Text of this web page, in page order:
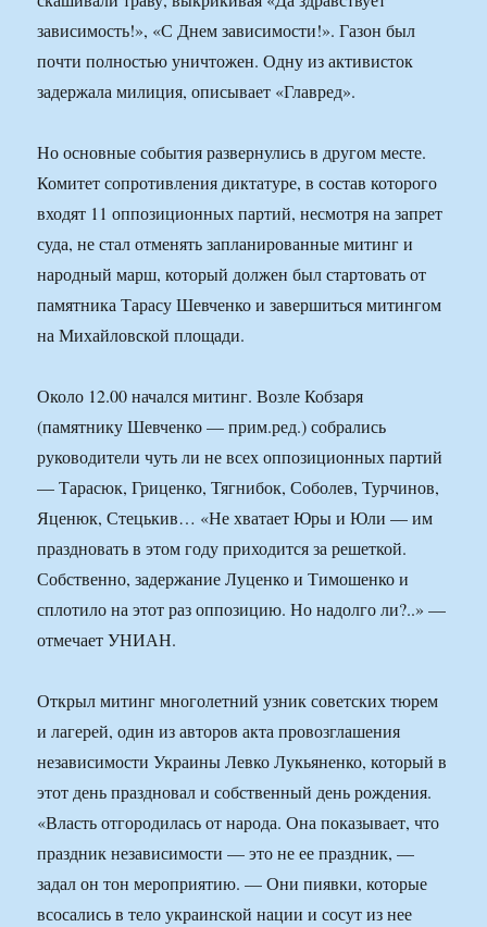
зависимость!», «С Днем зависимости!». Газон был
почти полностью уничтожен. Одну из активисток
задержала милиция, описывает «Главред».
Но основные события развернулись в другом месте.
Комитет сопротивления диктатуре, в состав которого
входят 11 оппозиционных партий, несмотря на запрет
суда, не стал отменять запланированные митинг и
народный марш, который должен был стартовать от
памятника Тарасу Шевченко и завершиться митингом
на Михайловской площади.
Около 12.00 начался митинг. Возле Кобзаря
(памятнику Шевченко — прим.ред.) собрались
руководители чуть ли не всех оппозиционных партий
— Тарасюк, Гриценко, Тягнибок, Соболев, Турчинов,
Яценюк, Стецькив… «Не хватает Юры и Юли — им
праздновать в этом году приходится за решеткой.
Собственно, задержание Луценко и Тимошенко и
сплотило на этот раз оппозицию. Но надолго ли?..» —
отмечает УНИАН.
Открыл митинг многолетний узник советских тюрем
и лагерей, один из авторов акта провозглашения
независимости Украины Левко Лукьяненко, который в
этот день праздновал и собственный день рождения.
«Власть отгородилась от народа. Она показывает, что
праздник независимости — это не ее праздник, —
задал он тон мероприятию. — Они пиявки, которые
всосались в тело украинской нации и сосут из нее